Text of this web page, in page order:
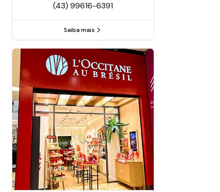
(43) 99616-6391
Saiba mais